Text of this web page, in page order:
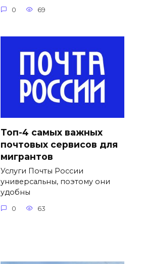
0 69
Топ-4 самых важных
почтовых сервисов для
мигрантов
Услуги Почты России
универсальны, поэтому они
удобны
0 63